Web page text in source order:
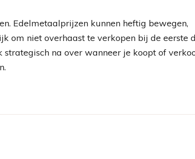
Edelmetaalprijzen kunnen heftig bewegen,
om niet overhaast te verkopen bij de eerste
strategisch na over wanneer je koopt of